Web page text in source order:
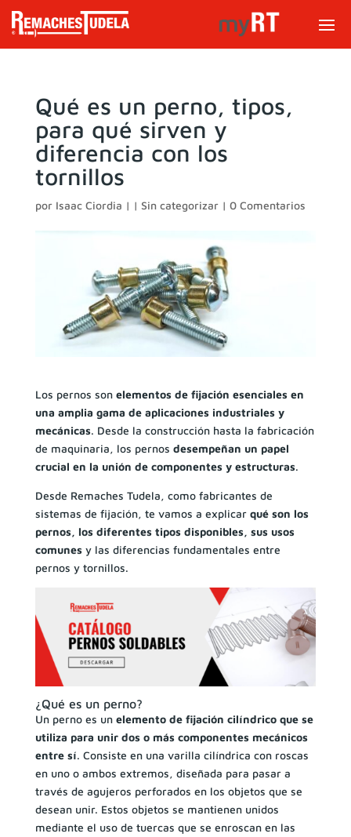
Qué es un perno, tipos,
para qué sirven y
diferencia con los
tornillos
por Isaac Ciordia | | Sin categorizar| 0 Comentarios
Los pernos son elementos de fijación esenciales en
una amplia gama de aplicaciones industriales y
mecánicas. Desde la construcción hasta la fabricación
de maquinaria, los pernos desempeñan un papel
crucial en la unión de componentes y estructuras.
Desde Remaches Tudela, como fabricantes de
sistemas de fijación, te vamos a explicar qué son los
pernos, los diferentes tipos disponibles, sus usos
comunesy las diferencias fundamentales entre
pernos y tornillos.
¿Qué es un perno?
Un perno es un elemento de fijación cilíndrico que se
utiliza para unir dos o más componentes mecánicos
entre sí. Consiste en una varilla cilíndrica con roscas
en uno o ambos extremos, diseñada para pasar a
través de agujeros perforados en los objetos que se
desean unir. Estos objetos se mantienen unidos
mediante el uso de tuercas que se enroscan en las